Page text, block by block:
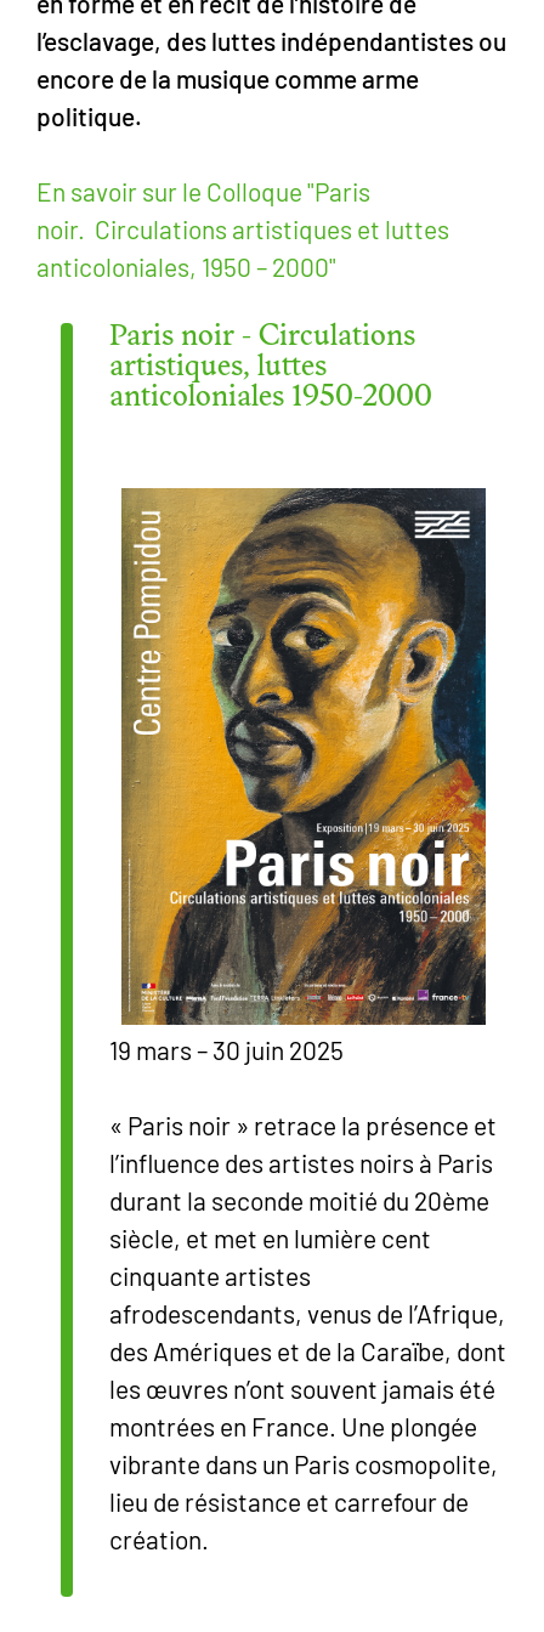
l’esclavage, des luttes indépendantistes ou
encore de la musique comme arme
politique.
En savoir sur le Colloque "Paris
noir. Circulations artistiques et luttes
anticoloniales, 1950 – 2000"
Paris noir - Circulations
artistiques, luttes
anticoloniales 1950-2000
Affiche
&#34;Paris
noir&#34;
19 mars – 30 juin 2025
« Paris noir » retrace la présence et
l’influence des artistes noirs à Paris
durant la seconde moitié du 20ème
siècle, et met en lumière cent
cinquante artistes
afrodescendants, venus de l’Afrique,
des Amériques et de la Caraïbe, dont
les œuvres n’ont souvent jamais été
montrées en France. Une plongée
vibrante dans un Paris cosmopolite,
lieu de résistance et carrefour de
création.